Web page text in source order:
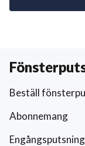
Beställ
Abonnemang
Engångsputsning